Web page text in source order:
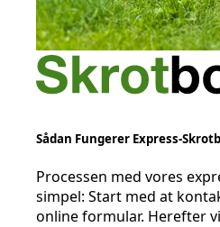
Sådan Fungerer Express-
Processen med vores
simpel: Start med at
online formular. Herefter